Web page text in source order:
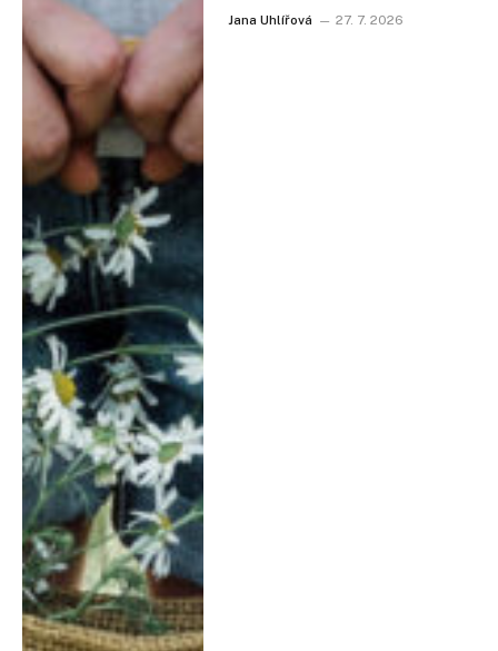
Jana Uhlířová 27. 7. 2026